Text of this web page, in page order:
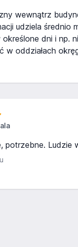
wewnątrz
udziela średnio
dni i np.
w oddziałach
potrzebne. Ludzie